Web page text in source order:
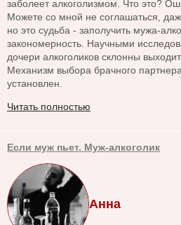
заболеет алкоголизмом. Что это?
Можете со мной не соглашаться,
но это судьба - заполучить мужа-
закономерность. Научными
дочери алкоголиков склонны
Механизм выбора брачного
установлен.
Читать полностью
Если муж пьет. Муж-алкоголик
Анна